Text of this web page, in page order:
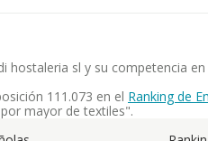
hostaleria sl y su competencia
111.073 en el Ranking de
mayor de textiles".